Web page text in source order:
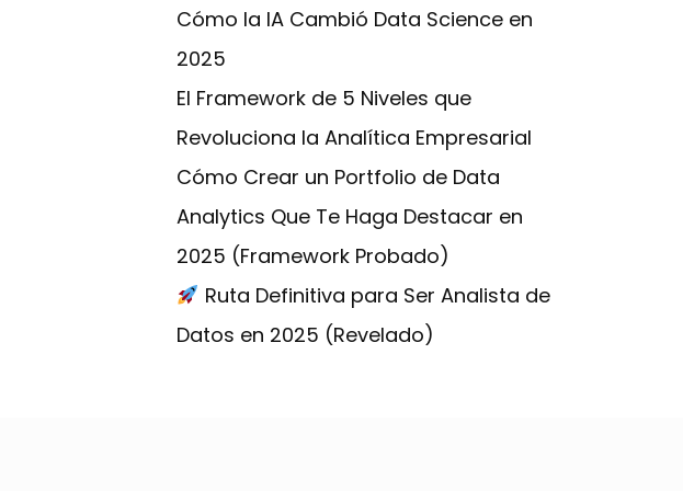
Cómo la IA Cambió Data Science en
2025
El Framework de 5 Niveles que
Revoluciona la Analítica Empresarial
Cómo Crear un Portfolio de Data
Analytics Que Te Haga Destacar en
2025 (Framework Probado)
Ruta Definitiva para Ser Analista de
Datos en 2025 (Revelado)